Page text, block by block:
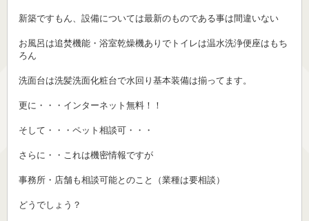
新築ですもん、設備については最新のものである事は間違いない
お風呂は追焚機能・浴室乾燥機ありでトイレは温水洗浄便座はもち
ろん
洗面台は洗髪洗面化粧台で水回り基本装備は揃ってます。
更に・・・インターネット無料！！
そして・・・ペット相談可・・・
さらに・・これは機密情報ですが
事務所・店舗も相談可能とのこと（業種は要相談）
どうでしょう？